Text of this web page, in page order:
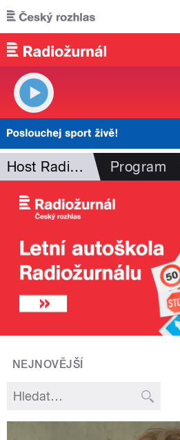
Přejít k hlavnímu obsahu
Host Radiožurnálu Program
NEJNOVĚJŠÍ